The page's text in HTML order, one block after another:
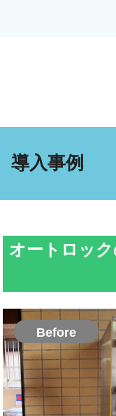
導入事例
オートロッ